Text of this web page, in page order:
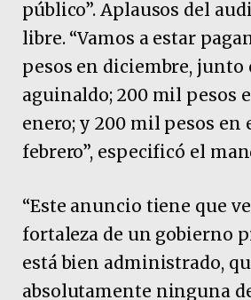
público”. Aplausos del
libre. “Vamos a estar
pesos en diciembre, junto
aguinaldo; 200 mil pesos
enero; y 200 mil pesos en
febrero”, especificó el
“Este anuncio tiene que
fortaleza de un gobierno
está bien administrado,
absolutamente ninguna